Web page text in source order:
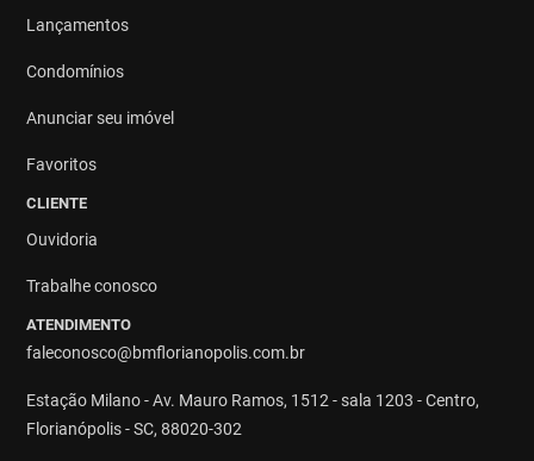
Lançamentos
Condomínios
Anunciar seu imóvel
Favoritos
CLIENTE
Ouvidoria
Trabalhe conosco
ATENDIMENTO
faleconosco@bmflorianopolis.com.br
Estação Milano - Av. Mauro Ramos, 1512 - sala 1203 - Centro,
Florianópolis - SC, 88020-302